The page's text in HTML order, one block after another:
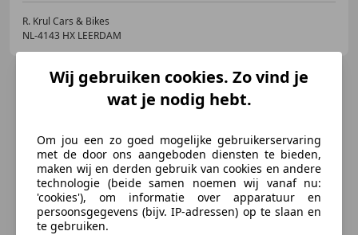
R. Krul Cars & Bikes
NL-4143 HX LEERDAM
Wij gebruiken cookies. Zo vind je
wat je nodig hebt.
Om jou een zo goed mogelijke gebruikerservaring
met de door ons aangeboden diensten te bieden,
maken wij en derden gebruik van cookies en andere
technologie (beide samen noemen wij vanaf nu:
'cookies'), om informatie over apparatuur en
persoonsgegevens (bijv. IP-adressen) op te slaan en
te gebruiken.